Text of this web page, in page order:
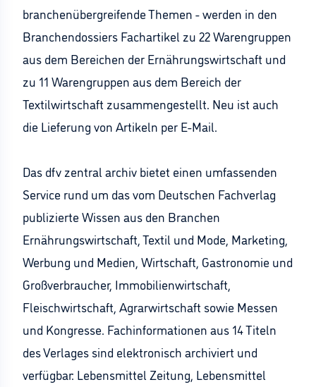
branchenübergreifende Themen - werden in den
Branchendossiers Fachartikel zu 22 Warengruppen
aus dem Bereichen der Ernährungswirtschaft und
zu 11 Warengruppen aus dem Bereich der
Textilwirtschaft zusammengestellt. Neu ist auch
die Lieferung von Artikeln per E-Mail.
Das dfv zentral archiv bietet einen umfassenden
Service rund um das vom Deutschen Fachverlag
publizierte Wissen aus den Branchen
Ernährungswirtschaft, Textil und Mode, Marketing,
Werbung und Medien, Wirtschaft, Gastronomie und
Großverbraucher, Immobilienwirtschaft,
Fleischwirtschaft, Agrarwirtschaft sowie Messen
und Kongresse. Fachinformationen aus 14 Titeln
des Verlages sind elektronisch archiviert und
verfügbar: Lebensmittel Zeitung, Lebensmittel